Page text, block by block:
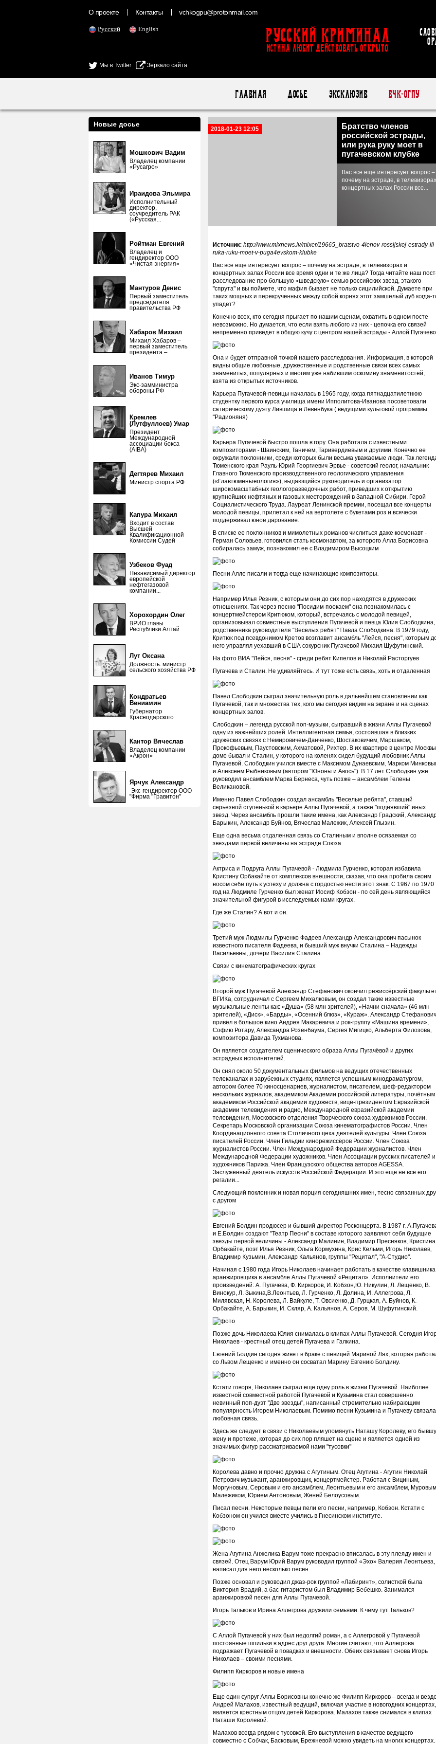
О проекте Контакты vchkogpu@protonmail.com
Русский English
Мы в Twitter Зеркало сайта
Русский Криминал
ИСТИНА ЛЮБИТ ДЕЙСТВОВАТЬ ОТКРЫТО
Главная Досье Эксклюзив ВЧК-ОГПУ
Новые досье
Мошкович Вадим
Владелец компании
«Русагро»
Ираидова Эльмира
Исполнительный
директор,
соучредитель РАК
(«Русская...
Ройтман Евгений
Владелец и
гендиректор ООО
«Чистая энергия»
Мантуров Денис
Первый заместитель
председателя
правительства РФ
Хабаров Михаил
Михаил Хабаров –
первый заместитель
президента –...
Иванов Тимур
Экс-замминистра
обороны РФ
Кремлев
(Лутфуллоев) Умар
Президент
Международной
ассоциации бокса
(AIBA)
Дегтярев Михаил
Министр спорта РФ
Капура Михаил
Входит в состав
Высшей
Квалификационной
Комиссии Судей
Узбеков Фуад
Независимый директор
европейской
нефтегазовой
компании...
Хорохордин Олег
ВРИО главы
Республики Алтай
Лут Оксана
Должность: министр
сельского хозяйства РФ
Кондратьев
Вениамин
Губернатор
Краснодарского
Кантор Вячеслав
Владелец компании
«Акрон»
Ярчук Александр
Экс-гендиректор ООО
"Фирма "Гравитон"
2018-01-23 12:05
Братство членов
российской эстрады,
или рука руку моет в
пугачевском клубке
Вас все еще интересует вопрос –
почему на эстраде, в
концертных залах России все...
Источник: http://www.mixnews.lv/mixer/19665_bratstvo-4lenov-rossijskoj-estrady-ili-
ruka-ruku-moet-v-puga4evskom-klubke
Вас все еще интересует вопрос – почему на эстраде, в телевизорах и
концертных залах России все время одни и те же лица? Тогда читайте наш
расследование про большую «шведскую» семью российских звезд, этакого
"спрута" и вы поймете, что мафия бывает не только сицилийской. Думаете при
таких мощных и перекрученных между собой корнях этот замшелый дуб когда-
упадет?
Конечно всех, кто сегодня прыгает по нашим сценам, охватить в одном посте
невозможно. Но думается, что если взять любого из них - цепочка его связей
непременно приведет в общую кучу с центром нашей эстрады - Аллой
Она и будет отправной точкой нашего расследования. Информация, в которой
видны общие любовные, дружественные и родственные связи всех самых
знаменитых, популярных и многим уже набившим оскомину знаменитостей,
взята из открытых источников.
Карьера Пугачевой-певицы началась в 1965 году, когда пятнадцатилетнюю
студентку первого курса училища имени Ипполитова-Иванова посоветовали
сатирическому дуэту Лившица и Левенбука ( ведущими культовой программы
"Радионяня)
Карьера Пугачевой быстро пошла в гору. Она работала с известными
композиторами - Шаинским, Таничем, Таривердиевым и другими. Конечно ее
окружали поклонники, среди которых были весьма уважаемые люди. Так
Тюменского края Рауль-Юрий Георгиевич Эрвье - советский геолог, начальник
Главного Тюменского производственного геологического управления
(«Главтюменьгеология»), выдающийся руководитель и организатор
широкомасштабных геологоразведочных работ, приведших к открытию
крупнейших нефтяных и газовых месторождений в Западной Сибири. Герой
Социалистического Труда. Лауреат Ленинской премии, посещал все концерты
молодой певицы, прилетал к ней на вертолете с букетами роз и всячески
поддерживал юное дарование.
В списке ее поклонников и мимолетных романов числиться даже космонавт -
Герман Соловьев, готовился стать космонавтом, за которого Алла Борисовна
собиралась замуж, познакомил ее с Владимиром Высоцким
Песни Алле писали и тогда еще начинающие композиторы.
Например Илья Резник, с которым они до сих пор находятся в дружеских
отношениях. Так через песню "Посидим-поокаем" она познакомилась с
концертмейстером Критюком, который, встречаясь с молодой певицей,
организовывал совместные выступления Пугачевой и певца Юлия Слободкина,
родственника руководителя "Веселых ребят" Павла Слободкина. В 1979 году,
Критюк под псевдонимом Кретов возглавит ансамбль "Лейся, песня", которым
него управлял уехавший в США сокурсник Пугачевой Михаил Шуфутинский.
На фото ВИА "Лейся, песня" - среди ребят Кипелов и Николай Расторгуев
Пугачева и Сталин. Не удивляйтесь. И тут тоже есть связь, хоть и отдаленная
Павел Слободкин сыграл значительную роль в дальнейшем становлении как
Пугачевой, так и множества тех, кого мы сегодня видим на экране и на сценах
концертных залов.
Слободкин – легенда русской поп-музыки, сыгравший в жизни Аллы Пугачевой
одну из важнейших ролей. Интеллигентная семья, состоявшая в близких
дружеских связях с Немировичем-Данченко, Шостаковичем, Маршаком,
Прокофьевым, Паустовским, Ахматовой, Рихтер. В их квартире в центре Москвы
доме бывал и Сталин, у которого на коленях сидел будущий любовник Аллы
Пугачевой. Слободкин учился вместе с Максимом Дунаевским, Марком
и Алексеем Рыбниковым (автором "Юноны и Авось"). В 17 лет Слободкин уже
руководил ансамблем Марка Бернеса, чуть позже – ансамблем Гелены
Великановой.
Именно Павел Слободкин создал ансамбль "Веселые ребята", ставший
серьезной ступенькой в карьере Аллы Пугачевой, а также "поднявший" иных
звезд. Через ансамбль прошли такие имена, как Александр Градский,
Барыкин, Александр Буйнов, Вячеслав Малежик, Алексей Глызин.
Еще одна весьма отдаленная связь со Сталиным и вполне осязаемая со
звездами первой величины на эстраде Союза
Актриса и Подруга Аллы Пугачевой - Людмила Гурченко, которая избавила
Кристину Орбакайте от комплексов внешности, сказав, что она пробила своим
носом себе путь к успеху и должна с гордостью нести этот знак. С 1967 по 1970
год на Людмиле Гурченко был женат Иосиф Кобзон - по сей день являющийся
значительной фигурой в исследуемых нами кругах.
Где же Сталин? А вот и он.
Третий муж Людмилы Гурченко Фадеев Александр Александрович пасынок
известного писателя Фадеева, и бывший муж внучки Сталина – Надежды
Васильевны, дочери Василия Сталина.
Связи с кинематографических кругах
Второй муж Пугачевой Александр Стефанович окончил режиссёрский
ВГИКа, сотрудничал с Сергеем Михалковым, он создал такие известные
музыкальные ленты как: «Душа» (58 млн зрителей), «Начни сначала» (46 млн
зрителей), «Диск», «Барды», «Осенний блюз», «Кураж». Александр Стефанович
привёл в большое кино Андрея Макаревича и рок-группу «Машина времени»,
Софию Ротару, Александра Розенбаума, Сергея Мигицко, Альберта Филозова,
композитора Давида Тухманова.
Он является создателем сценического образа Аллы Пугачёвой и других
эстрадных исполнителей.
Он снял около 50 документальных фильмов на ведущих отечественных
телеканалах и зарубежных студиях, является успешным кинодраматургом,
автором более 70 киносценариев, журналистом, писателем, шеф-редактором
нескольких журналов, академиком Академии российской литературы, почётным
академиком Российской академии художеств, вице-президентом Евразийской
академии телевидения и радио, Международной евразийской академии
телевидения, Московского отделения Творческого союза художников России.
Секретарь Московской организации Союза кинематографистов России. Член
Координационного совета Столичного цеха деятелей культуры. Член Союза
писателей России. Член Гильдии кинорежиссёров России. Член Союза
журналистов России. Член Международной Федерации журналистов. Член
Международной Федерации художников. Член Ассоциации русских писателей и
художников Парижа. Член Французского общества авторов AGESSA.
Заслуженный деятель искусств Российской Федерации. И это еще не все его
регалии...
Следующий поклонник и новая порция сегодняшних имен, тесно связанных
с другом
Евгений Болдин продюсер и бывший директор Росконцерта. В 1987 г.
и Е.Болдин создают "Театр Песни" в составе которого заявляют себя будущие
звезды первой величины - Александр Малинин, Владимир Пресняков, Кристина
Орбакайте, поэт Илья Резник, Ольга Кормухина, Крис Кельми, Игорь Николаев,
Владимир Кузьмин, Александр Кальянов, группы "Рецитал", "А-Студио".
Начиная с 1980 года Игорь Николаев начинает работать в качестве
аранжировщика в ансамбле Аллы Пугачевой «Рецитал». Исполнители его
произведений: А. Пугачева, Ф. Киркоров, И. Кобзон,Ю. Никулин, Л. Лещенко, В.
Винокур, Л. Зыкина,В.Леонтьев, Л. Гурченко, Л. Долина, И. Аллегрова, Л.
Милявская, Н. Королева, Л. Вайкуле, Т. Овсиенко, Д. Гурцкая, А. Буйнов, К.
Орбакайте, А. Барыкин, И. Скляр, А. Кальянов, А. Серов, М. Шуфутинский.
Позже дочь Николаева Юлия снималась в клипах Аллы Пугачевой. Сегодня
Николаев - крестный отец детей Пугачева и Галкина.
Евгений Болдин сегодня живет в браке с певицей Мариной Лях, которая
со Львом Лещенко и именно он сосватал Марину Евгению Болдину.
Кстати говоря, Николаев сыграл еще одну роль в жизни Пугачевой. Наиболее
известной совместной работой Пугачевой и Кузьмина стал совершенно
невинный поп-дуэт "Две звезды", написанный стремительно набирающим
популярность Игорем Николаевым. Помимо песни Кузьмина и Пугачеву связала
любовная связь.
Здесь же следует в связи с Николаевым упомянуть Наташу Королеву, его
жену и протеже, которая до сих пор пляшет на сцене и является одной из
значимых фигур рассматриваемой нами "тусовки"
Королева давно и прочно дружна с Агутиным. Отец Агутина - Агутин Николай
Петрович музыкант, аранжировщик, концертмейстер. Работал с Вициным,
Моргуновым, Серовым и его ансамблем, Леонтьевым и его ансамблем,
Малежиком, Юрием Антоновым, Женей Белоусовым.
Писал песни. Некоторые певцы пели его песни, например, Кобзон. Кстати с
Кобзоном он учился вместе учились в Гнесинском институте.
Жена Агутина Анжелика Варум тоже прекрасно вписалась в эту плеяду имен и
связей. Отец Варум Юрий Варум руководил группой «Эхо» Валерия Леонтьева,
написал для него несколько песен.
Позже основал и руководил джаз-рок группой «Лабиринт», солисткой была
Виктория Врадий, а бас-гитаристом был Владимир Бебешко. Занимался
аранжировкой песен для Аллы Пугачевой.
Игорь Тальков и Ирина Аллегрова дружили семьями. К чему тут Тальков?
С Аллой Пугачевой у них был недолгий роман, а с Аллегровой у Пугачевой
постоянные шпильки в адрес друг друга. Многие считают, что Аллегрова
подражает Пугачевой в повадках и внешности. Обеих связывает снова Игорь
Николаев – своими песнями.
Филипп Киркоров и новые имена
Еще один супруг Аллы Борисовны конечно же Филипп Киркоров – всегда и
Андрей Малахов, известный ведущий, включая участие в новогодних концертах,
является крестным отцом детей Киркорова. Малахов также снимался в клипах
Наташи Королевой.
Малахов всегда рядом с тусовкой. Его выступления в качестве ведущего
совместно с Собчак, Басковым, Брежневой можно увидеть на многих концертах.